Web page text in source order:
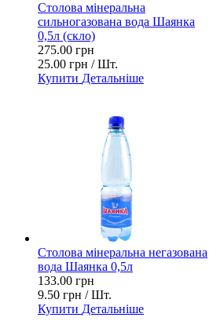
Столова мінеральна
сильногазована вода Шаянка
0,5л (скло)
275.00 грн
25.00 грн / Шт.
Купити Детальніше
Столова мінеральна негазована
вода Шаянка 0,5л
133.00 грн
9.50 грн / Шт.
Купити Детальніше